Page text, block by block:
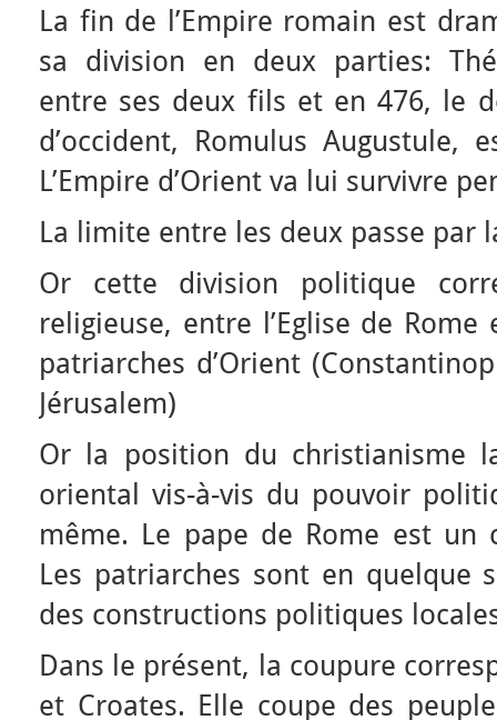
La fin de l’Empire romain est
sa division en deux parties:
entre ses deux fils et en 476, le
d’occident, Romulus Augustule,
L’Empire d’Orient va lui survivre
La limite entre les deux passe par
Or cette division politique
religieuse, entre l’Eglise de
patriarches d’Orient
Jérusalem)
Or la position du christianisme
oriental vis-à-vis du pouvoir
même. Le pape de Rome est un
Les patriarches sont en quelque
des constructions politiques
Dans le présent, la coupure
et Croates. Elle coupe des